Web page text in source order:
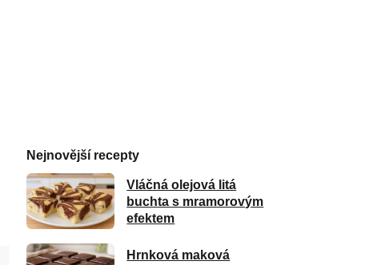
Nejnovější recepty
Vláčná olejová litá
buchta s mramorovým
efektem
Hrnková maková